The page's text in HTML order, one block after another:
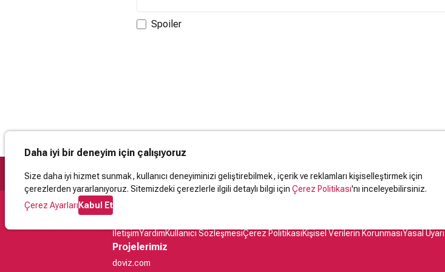
Spoiler
Daha iyi bir deneyim için çalışıyoruz
Size daha iyi hizmet sunmak, kullanıcı deneyiminizi geliştirebilmek, içerik ve reklamları kişiselleştirmek için
çerezlerden yararlanıyoruz. Sitemizdeki çerezlerle ilgili detaylı bilgi için Çerez Politikası'nı inceleyebilirsiniz.
Çerez AyarlarıKabul Et
Destek
İletişimYardımKullanıcı SözleşmesiÇerez PolitikasıKişisel Verilerin KorunmasıYasal Uyarı
Projelerimiz
doviz.com